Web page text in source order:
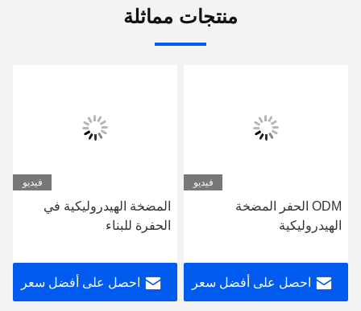
منتجات مماثلة
فيديو
ODM الحفر المضخة
الهيدروليكية
126-2073 catpump مضخة
الحفر
احصل على أفضل سعر
فيديو
المضخة الهيدروليكية في
الحفرة للبناء
احصل على أفضل سعر